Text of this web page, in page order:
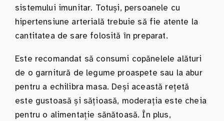
sistemului imunitar. Totuși, persoanele cu
hipertensiune arterială trebuie să fie atente la
cantitatea de sare folosită în preparat.
Este recomandat să consumi copănelele alături
de o garnitură de legume proaspete sau la abur
pentru a echilibra masa. Deși această rețetă
este gustoasă și sățioasă, moderația este cheia
pentru o alimentație sănătoasă. În plus,